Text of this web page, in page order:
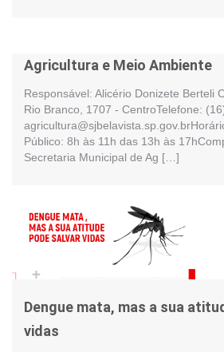
Agricultura e Meio Ambiente
Responsável: Alicério Donizete Berteli
Rio Branco, 1707 - CentroTelefone:
Público: 8h às 11h das 13h às
Secretaria Municipal de Ag […]
Dengue mata, mas a sua
vidas